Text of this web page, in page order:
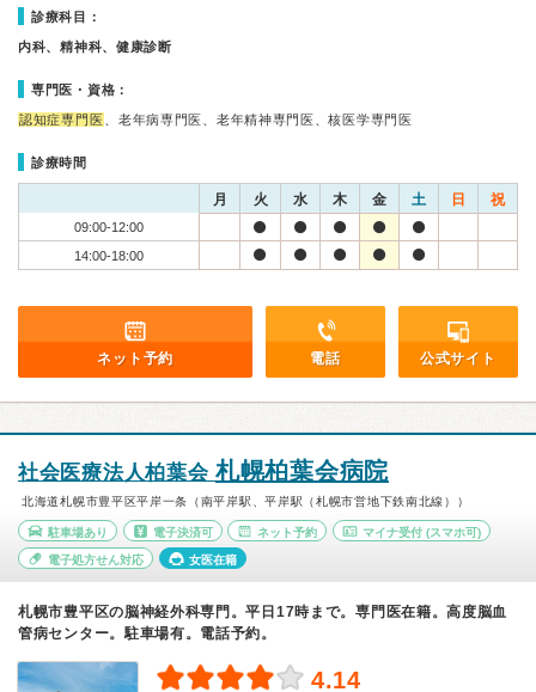
診療科目：
内科、精神科、健康診断
専門医・資格：
認知症専門医 、老年病専門医、老年精神専門医、核医学専門医
診療時間
月 火 水 木 金 土 日 祝
09:00-12:00
14:00-18:00
ネット予約 電話 公式サイト
社会医療法人柏葉会 札幌柏葉会病院
北海道札幌市豊平区平岸一条（南平岸駅、平岸駅（札幌市営地下鉄南北線））
駐車場あり 電子決済可 ネット予約 マイナ受付 (スマホ可)
電子処方せん対応 女医在籍
札幌市豊平区の脳神経外科専門。平日17時まで。専門医在籍。高度脳血
管病センター。駐車場有。電話予約。
4.14